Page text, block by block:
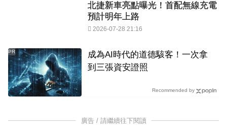
北捷新車亮點曝光！首配無線充電
預計明年上路
2026-07-28 21:16
成為AI時代的道德駭客！一次拿
到三張資安證照
PR
Recommended by
廣告 / 請繼續往下閱讀